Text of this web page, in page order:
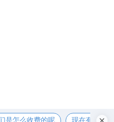
是怎么收费的呢 现在有优惠